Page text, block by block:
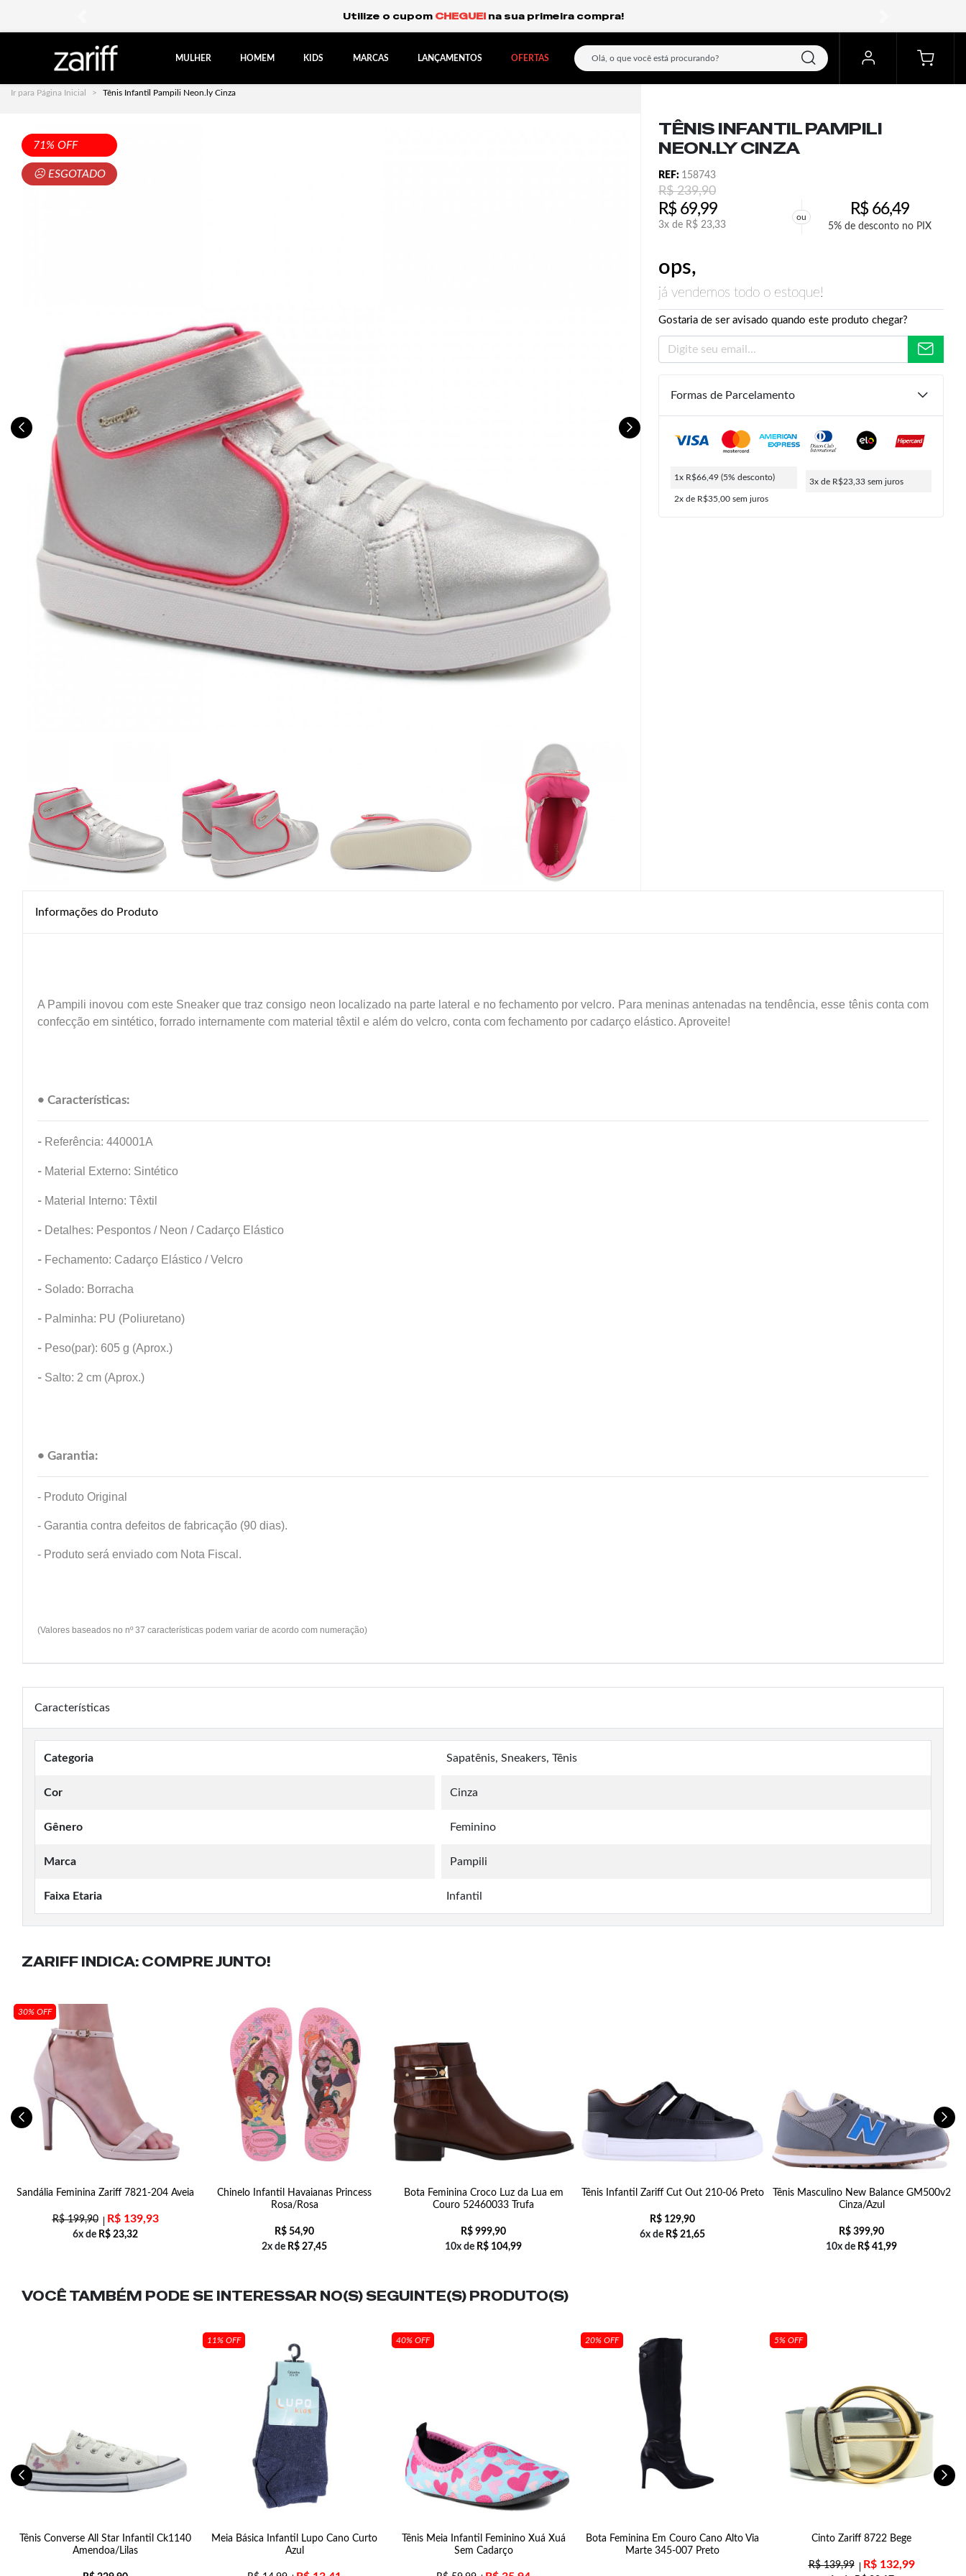
Frete Grátis Expresso para o Sul e São Paulo.
MULHER HOMEM KIDS MARCAS LANÇAMENTOS OFERTAS
Ir para Página Inicial Tênis Infantil Pampili Neon.ly Cinza
71% OFF
☹ ESGOTADO
TÊNIS INFANTIL PAMPILI
NEON.LY CINZA
REF: 158743
R$239,90
R$69,99
3x de R$ 23,33
ou R$66,49
5% de desconto no PIX
ops,
já vendemos todo o estoque!
Gostaria de ser avisado quando este produto chegar?
239,90
R$ 23,33
66,49
Formas de Parcelamento
1x R$66,49 (5% desconto)
2x de R$35,00 sem juros
3x de R$23,33 sem juros
Informações do Produto
A Pampili inovou com este Sneaker que traz consigo neon localizado na parte lateral e no fechamento por velcro. Para meninas antenadas na tendência, esse tênis conta com
confecção em sintético, forrado internamente com material têxtil e além do velcro, conta com fechamento por cadarço elástico. Aproveite!
• Características:
- Referência: 440001A
- Material Externo: Sintético
- Material Interno: Têxtil
- Detalhes: Pespontos / Neon / Cadarço Elástico
- Fechamento: Cadarço Elástico / Velcro
- Solado: Borracha
- Palminha: PU (Poliuretano)
- Peso(par): 605 g (Aprox.)
- Salto: 2 cm (Aprox.)
• Garantia:
- Produto Original
- Garantia contra defeitos de fabricação (90 dias).
- Produto será enviado com Nota Fiscal.
(Valores baseados no nº 37 características podem variar de acordo com numeração)
Características
Categoria Sapatênis, Sneakers, Tênis
Cor Cinza
Gênero Feminino
Marca Pampili
Faixa Etaria Infantil
ZARIFF INDICA: COMPRE JUNTO!
30% OFF
Sandália Feminina Zariff 7821-204 Aveia
R$199,90 R$139,93
6x de R$ 23,32
Chinelo Infantil Havaianas Princess
Rosa/Rosa
R$ 54,90
2x de R$ 27,45
Bota Feminina Croco Luz da Lua em
Couro 52460033 Trufa
R$ 999,90
10x de R$ 104,99
Tênis Infantil Zariff Cut Out 210-06 Preto
R$ 129,90
6x de R$ 21,65
Tênis Masculino New Balance GM500v2
Cinza/Azul
R$ 399,90
10x de R$ 41,99
VOCÊ TAMBÉM PODE SE INTERESSAR NO(S) SEGUINTE(S) PRODUTO(S)
Tênis Converse All Star Infantil Ck1140
Amendoa/Lilas
11% OFF
Meia Básica Infantil Lupo Cano Curto
Azul
40% OFF
Tênis Meia Infantil Feminino Xuá Xuá
Sem Cadarço
20% OFF
Bota Feminina Em Couro Cano Alto Via
Marte 345-007 Preto
5% OFF
Cinto Zariff 8722 Bege
R$139,99 R$132,99